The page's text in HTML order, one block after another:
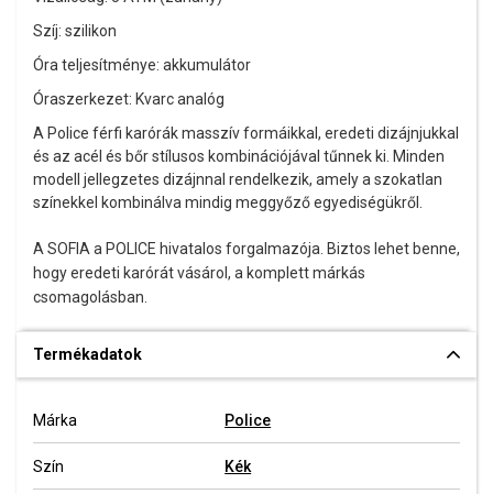
Szíj: szilikon
Óra teljesítménye: akkumulátor
Óraszerkezet: Kvarc analóg
A Police férfi karórák masszív formáikkal, eredeti dizájnjukkal
és az acél és bőr stílusos kombinációjával tűnnek ki. Minden
modell jellegzetes dizájnnal rendelkezik, amely a szokatlan
színekkel kombinálva mindig meggyőző egyediségükről.
A SOFIA a POLICE hivatalos forgalmazója. Biztos lehet benne,
hogy eredeti karórát vásárol, a komplett márkás
csomagolásban.
Termékadatok
Márka Police
Szín Kék